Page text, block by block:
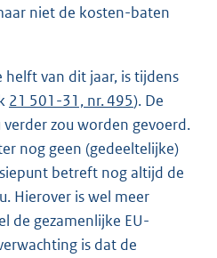
niet de kosten-baten
helft van dit jaar, is tijdens
21 501-31, nr. 495). De
zou worden gevoerd.
nog geen (gedeeltelijke)
betreft nog altijd de
Hierover is wel meer
de gezamenlijke EU-
is dat de